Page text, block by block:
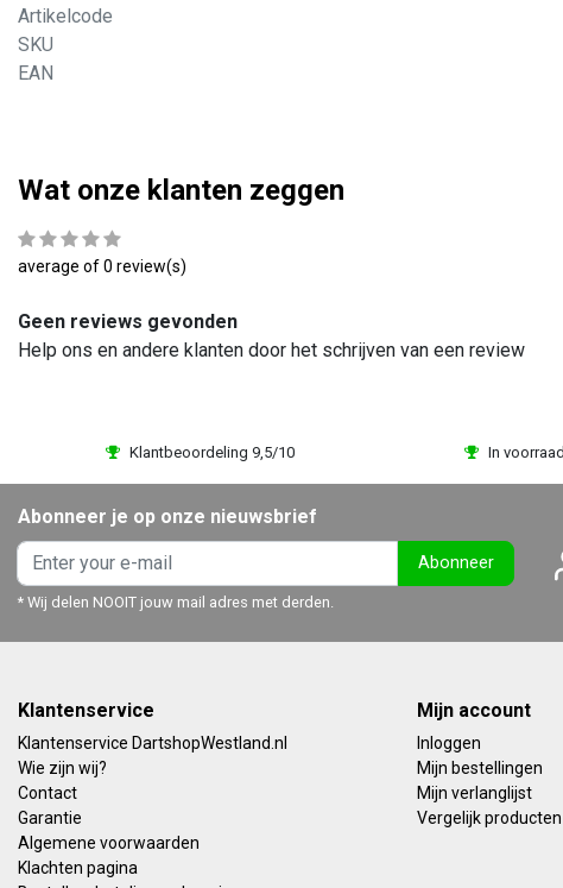
Artikelcode
SKU
EAN
Wat onze klanten zeggen
average of 0 review(s)
Geen reviews gevonden
Help ons en andere klanten door het schrijven van een review
Klantbeoordeling 9,5/10 In
Abonneer je op onze nieuwsbrief
Abonneer
* Wij delen NOOIT jouw mail adres met derden.
Klantenservice
Klantenservice DartshopWestland.nl
Wie zijn wij?
Contact
Garantie
Algemene voorwaarden
Klachten pagina
Mijn account
Inloggen
Mijn bestellingen
Mijn verlanglijst
Vergelijk producten